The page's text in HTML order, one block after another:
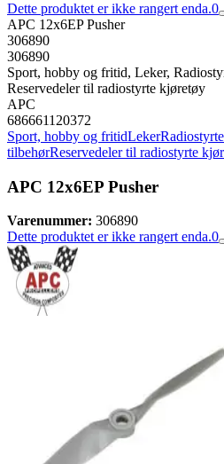
Dette produktet er ikke rangert enda.0
APC 12x6EP Pusher
306890
306890
Sport, hobby og fritid, Leker,
Reservedeler til radiostyrte kjøretøy
APC
686661120372
Sport, hobby og fritidLeker
tilbehørReservedeler til radiostyrte
APC 12x6EP Pusher
Varenummer: 306890
Dette produktet er ikke rangert enda.0